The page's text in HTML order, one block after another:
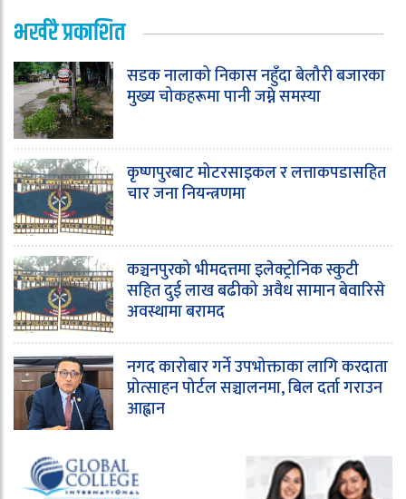
भर्खरै प्रकाशित
सडक नालाको निकास नहुँदा बेलौरी बजारका
मुख्य चोकहरूमा पानी जम्ने समस्या
कृष्णपुरबाट मोटरसाइकल र लत्ताकपडासहित
चार जना नियन्त्रणमा
कञ्चनपुरको भीमदत्तमा इलेक्ट्रोनिक स्कुटी
सहित दुई लाख बढीको अवैध सामान बेवारिसे
अवस्थामा बरामद
नगद कारोबार गर्ने उपभोक्ताका लागि करदाता
प्रोत्साहन पोर्टल सञ्चालनमा, बिल दर्ता गराउन
आह्वान